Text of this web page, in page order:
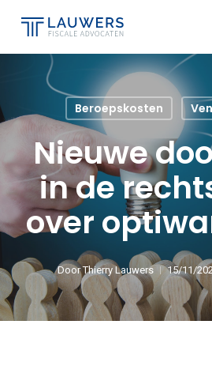
content
Beroepskosten
Nieuwe
in de
over
Door Thierry Lauwers 15/11/